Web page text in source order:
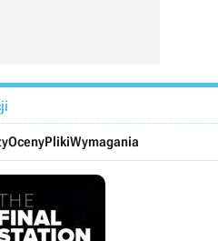
OcenyPlikiWymagania